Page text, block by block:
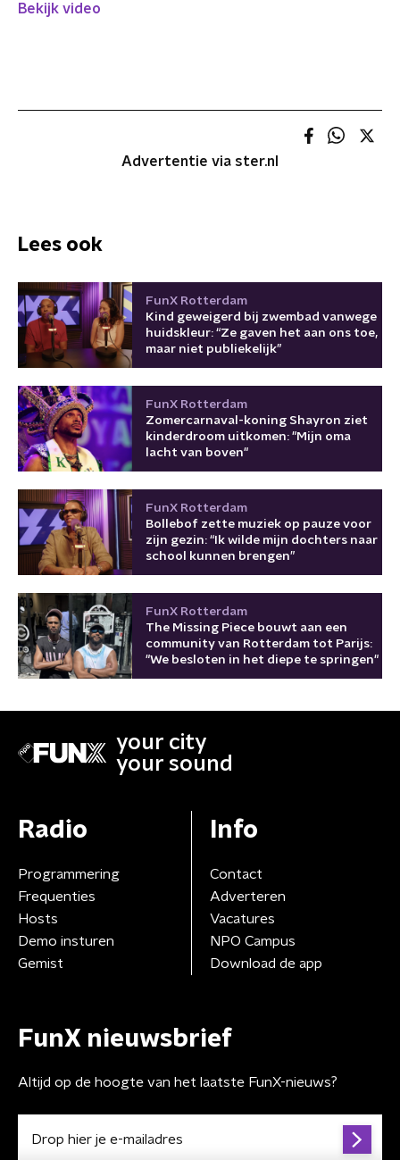
Bekijk video
Advertentie via ster.nl
Lees ook
FunX Rotterdam
Kind geweigerd bij zwembad vanwege
huidskleur: “Ze gaven het aan ons toe,
maar niet publiekelijk”
FunX Rotterdam
Zomercarnaval-koning Shayron ziet
kinderdroom uitkomen: "Mijn oma
lacht van boven"
FunX Rotterdam
Bollebof zette muziek op pauze voor
zijn gezin: “Ik wilde mijn dochters naar
school kunnen brengen”
FunX Rotterdam
The Missing Piece bouwt aan een
community van Rotterdam tot Parijs:
"We besloten in het diepe te springen"
your city
your sound
Radio
Programmering
Frequenties
Hosts
Demo insturen
Gemist
Info
Contact
Adverteren
Vacatures
NPO Campus
Download de app
FunX nieuwsbrief
Altijd op de hoogte van het laatste FunX-nieuws?